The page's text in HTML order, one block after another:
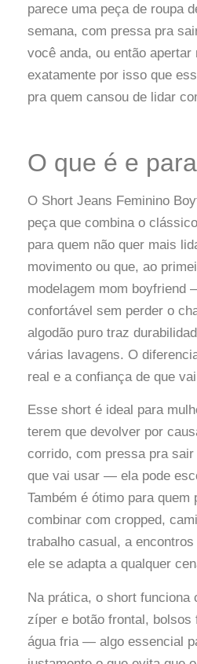
parece uma peça de roupa
semana, com pressa pra
você anda, ou então
exatamente por isso que
pra quem cansou de lidar
O que é e
O Short Jeans Feminino
peça que combina o
para quem não quer mais
movimento ou que, ao
modelagem mom
confortável sem perder o
algodão puro traz
várias lavagens. O
real e a confiança de que
Esse short é ideal para
terem que devolver por
corrido, com pressa pra
que vai usar — ela pode
Também é ótimo para
combinar com cropped,
trabalho casual, a
ele se adapta a qualquer
Na prática, o short funciona
zíper e botão frontal,
água fria — algo essencial